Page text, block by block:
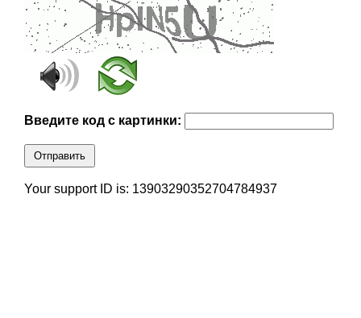
Введите код с картинки:
Отправить
Your support ID is: 13903290352704784937